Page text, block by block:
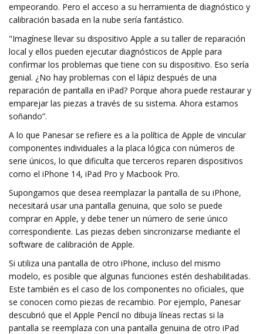
empeorando. Pero el acceso a su herramienta de diagnóstico y
calibración basada en la nube sería fantástico.
"Imagínese llevar su dispositivo Apple a su taller de reparación
local y ellos pueden ejecutar diagnósticos de Apple para
confirmar los problemas que tiene con su dispositivo. Eso sería
genial. ¿No hay problemas con el lápiz después de una
reparación de pantalla en iPad? Porque ahora puede restaurar y
emparejar las piezas a través de su sistema. Ahora estamos
soñando”.
A lo que Panesar se refiere es a la política de Apple de vincular
componentes individuales a la placa lógica con números de
serie únicos, lo que dificulta que terceros reparen dispositivos
como el iPhone 14, iPad Pro y Macbook Pro.
Supongamos que desea reemplazar la pantalla de su iPhone,
necesitará usar una pantalla genuina, que solo se puede
comprar en Apple, y debe tener un número de serie único
correspondiente. Las piezas deben sincronizarse mediante el
software de calibración de Apple.
Si utiliza una pantalla de otro iPhone, incluso del mismo
modelo, es posible que algunas funciones estén deshabilitadas.
Este también es el caso de los componentes no oficiales, que
se conocen como piezas de recambio. Por ejemplo, Panesar
descubrió que el Apple Pencil no dibuja líneas rectas si la
pantalla se reemplaza con una pantalla genuina de otro iPad